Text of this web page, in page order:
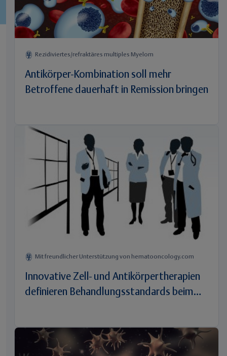
Rezidiviertes/refraktäres multiples Myelom
Antikörper-Kombination soll mehr
Betroffene dauerhaft in Remission bringen
Mit freundlicher Unterstützung von hematooncology.com
Innovative Zell- und Antikörpertherapien
definieren Behandlungsstandards beim